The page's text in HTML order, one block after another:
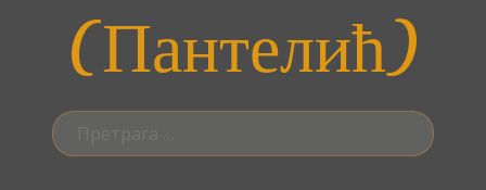
(Пантелић)
Претрага
за: